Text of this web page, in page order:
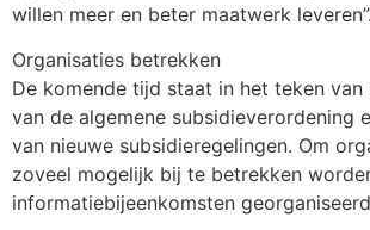
willen meer en beter maatwerk leveren”.
Organisaties betrekken
De komende tijd staat in het teken van
van de algemene subsidieverordening
van nieuwe subsidieregelingen. Om
zoveel mogelijk bij te betrekken
informatiebijeenkomsten